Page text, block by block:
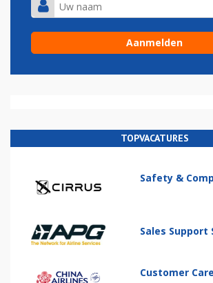
TOPVACATURES
Safety &
Sales Support
Customer Care